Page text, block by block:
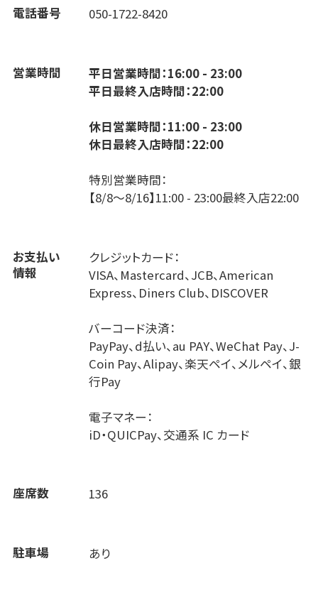
電話番号 050-1722-8420
営業時間
平日営業時間：16:00 - 23:00
平日最終入店時間：22:00
休日営業時間：11:00 - 23:00
休日最終入店時間：22:00
特別営業時間：
【8/8～8/16】11:00 - 23:00最終入店22:00
お支払い
情報
クレジットカード：
VISA、Mastercard、JCB、American
Express、Diners Club、DISCOVER
バーコード決済：
PayPay、d払い、au PAY、WeChat Pay、J-
Coin Pay、Alipay、楽天ペイ、メルペイ、銀
行Pay
電子マネー：
iD・QUICPay、交通系 IC カード
座席数 136
駐車場 あり